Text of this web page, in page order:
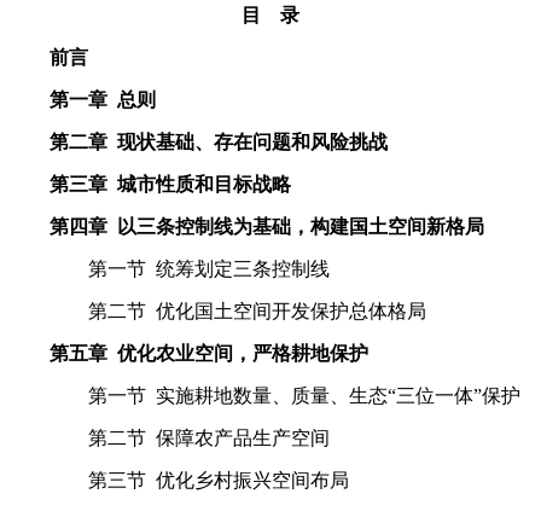
目 录
前言
第一章 总则
第二章 现状基础、存在问题和风险挑战
第三章 城市性质和目标战略
第四章 以三条控制线为基础，构建国土空间新格局
第一节 统筹划定三条控制线
第二节 优化国土空间开发保护总体格局
第五章 优化农业空间，严格耕地保护
第一节 实施耕地数量、质量、生态“三位一体”保护
第二节 保障农产品生产空间
第三节 优化乡村振兴空间布局